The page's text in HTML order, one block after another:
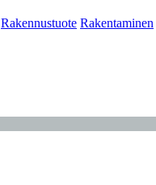
Rakennustuote Rakentaminen